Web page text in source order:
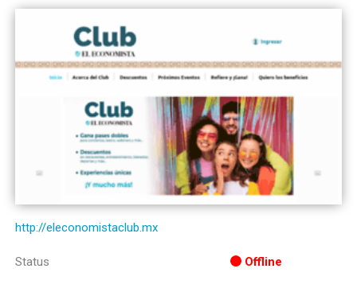
http://eleconomistaclub.mx
Status Offline